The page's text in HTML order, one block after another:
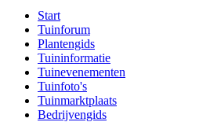
Start
Tuinforum
Plantengids
Tuininformatie
Tuinevenementen
Tuinfoto's
Tuinmarktplaats
Bedrijvengids